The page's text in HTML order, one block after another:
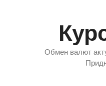
Обмен валют